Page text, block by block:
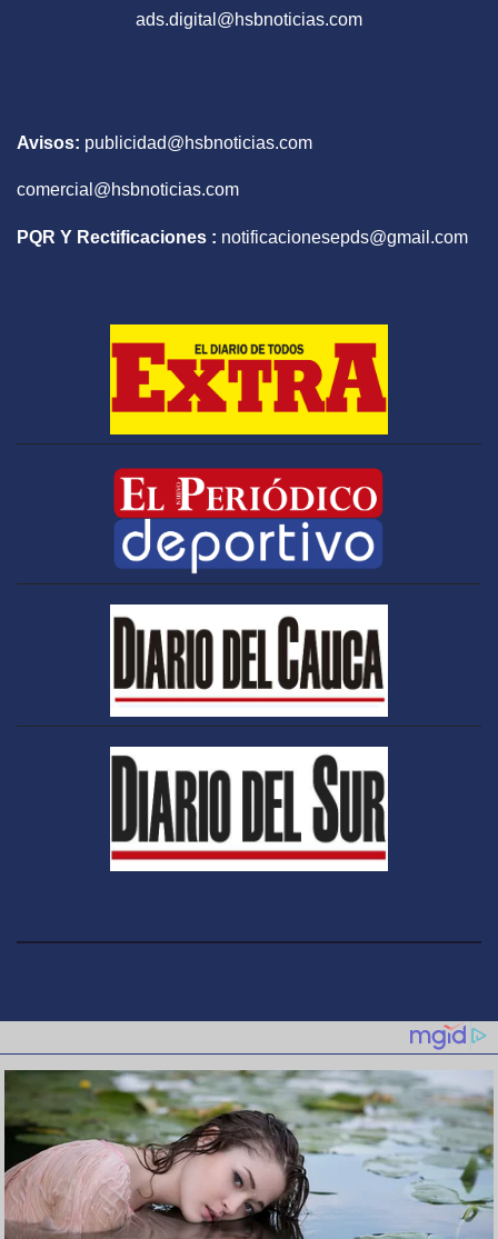
ads.digital@hsbnoticias.com
Avisos: publicidad@hsbnoticias.com
comercial@hsbnoticias.com
PQR Y Rectificaciones : notificacionesepds@gmail.com